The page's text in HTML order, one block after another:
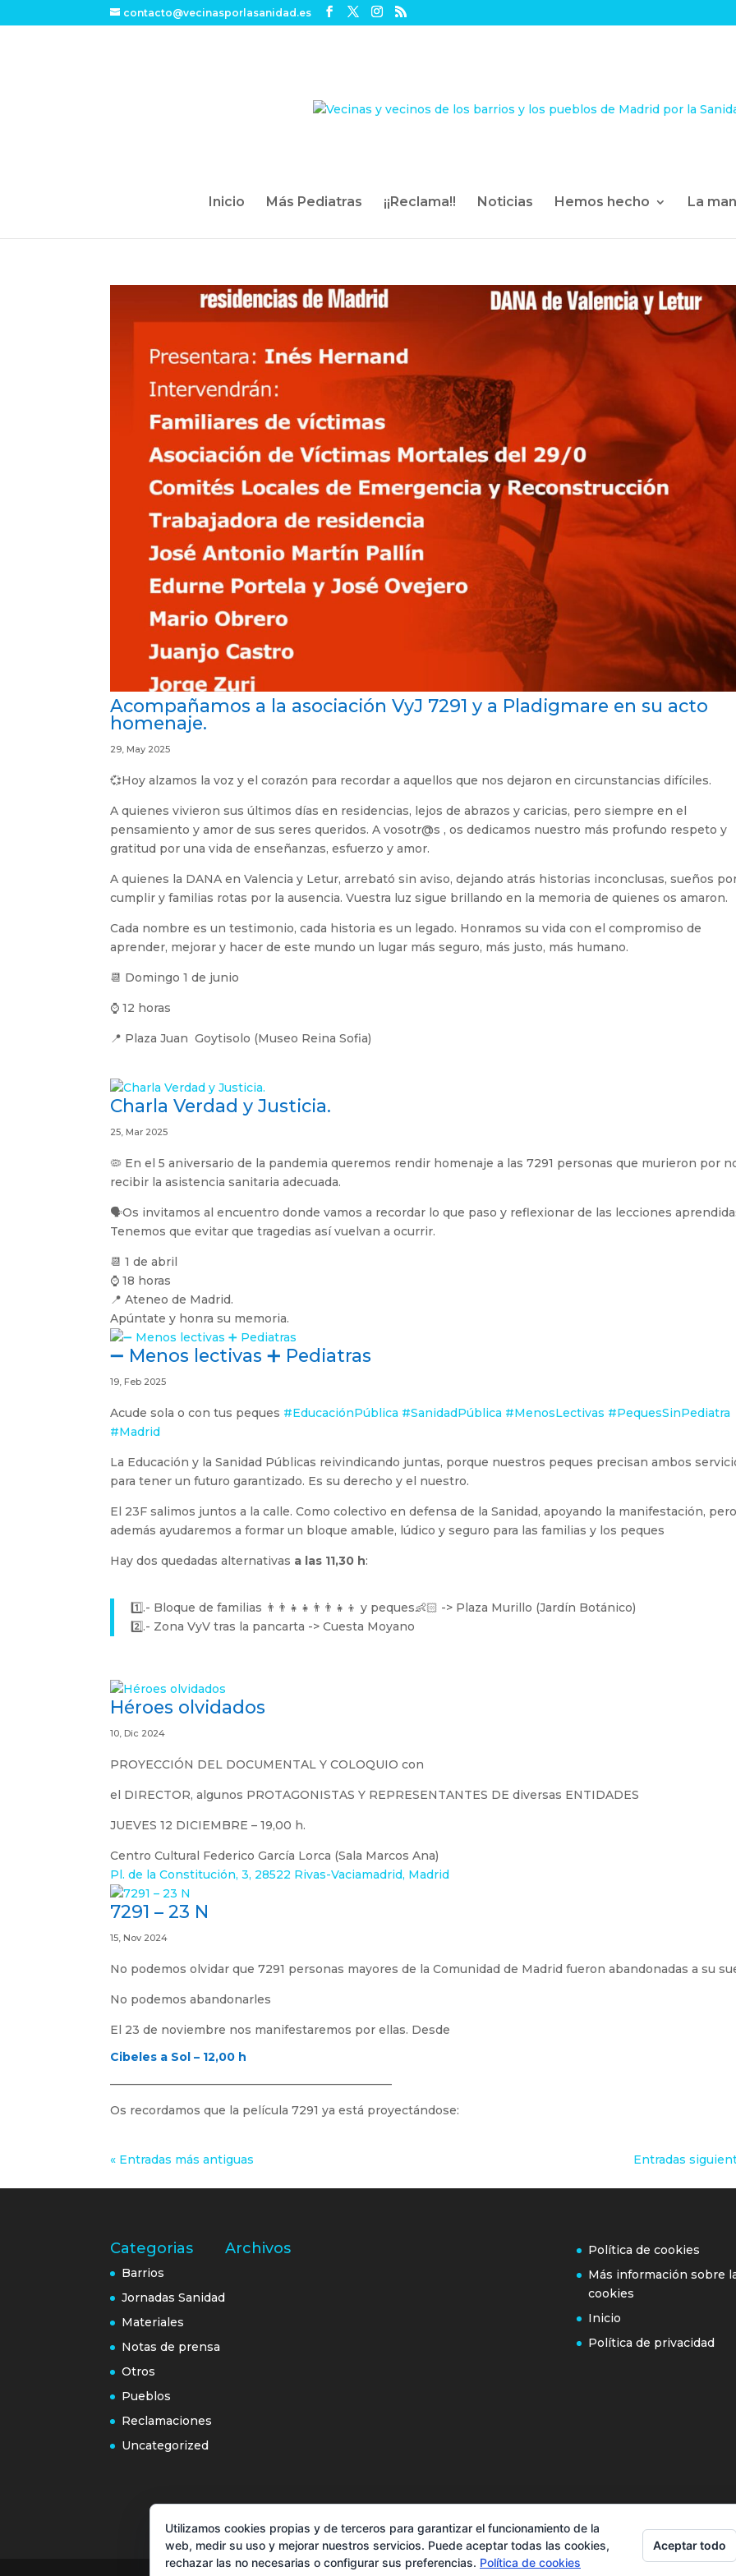
contacto@vecinasporlasanidad.es
Inicio Más Pediatras ¡¡Reclama!! Noticias Hemos hecho La
Acompañamos a la asociación VyJ 7291 y a Pladigmare en su acto
homenaje.
29, May 2025
💞Hoy alzamos la voz y el corazón para recordar a aquellos que nos dejaron en circunstancias difíciles.
A quienes vivieron sus últimos días en residencias, lejos de abrazos y caricias, pero siempre en el
pensamiento y amor de sus seres queridos. A vosotr@s , os dedicamos nuestro más profundo respeto y
gratitud por una vida de enseñanzas, esfuerzo y amor.
A quienes la DANA en Valencia y Letur, arrebató sin aviso, dejando atrás historias inconclusas, sueños
cumplir y familias rotas por la ausencia. Vuestra luz sigue brillando en la memoria de quienes os amaron.
Cada nombre es un testimonio, cada historia es un legado. Honramos su vida con el compromiso de
aprender, mejorar y hacer de este mundo un lugar más seguro, más justo, más humano.
📆 Domingo 1 de junio
⌚ 12 horas
📍 Plaza Juan Goytisolo (Museo Reina Sofia)
Charla Verdad y Justicia.
25, Mar 2025
🦠 En el 5 aniversario de la pandemia queremos rendir homenaje a las 7291 personas que murieron por
recibir la asistencia sanitaria adecuada.
🗣Os invitamos al encuentro donde vamos a recordar lo que paso y reflexionar de las lecciones
Tenemos que evitar que tragedias así vuelvan a ocurrir.
📆 1 de abril
⌚ 18 horas
📍 Ateneo de Madrid.
Apúntate y honra su memoria.
➖ Menos lectivas ➕ Pediatras
19, Feb 2025
Acude sola o con tus peques #EducaciónPública #SanidadPública #MenosLectivas #PequesSinPediatra
#Madrid
La Educación y la Sanidad Públicas reivindicando juntas, porque nuestros peques precisan ambos
para tener un futuro garantizado. Es su derecho y el nuestro.
El 23F salimos juntos a la calle. Como colectivo en defensa de la Sanidad, apoyando la manifestación,
además ayudaremos a formar un bloque amable, lúdico y seguro para las familias y los peques
Hay dos quedadas alternativas a las 11,30 h:
1️⃣.- Bloque de familias 👨‍👨‍👧‍👧👨‍👨‍👧‍👦 y peques👶🏻 -> Plaza Murillo (Jardín Botánico)
2️⃣.- Zona VyV tras la pancarta -> Cuesta Moyano
Héroes olvidados
10, Dic 2024
PROYECCIÓN DEL DOCUMENTAL Y COLOQUIO con
el DIRECTOR, algunos PROTAGONISTAS Y REPRESENTANTES DE diversas ENTIDADES
JUEVES 12 DICIEMBRE – 19,00 h.
Centro Cultural Federico García Lorca (Sala Marcos Ana)
Pl. de la Constitución, 3, 28522 Rivas-Vaciamadrid, Madrid
7291 – 23 N
15, Nov 2024
No podemos olvidar que 7291 personas mayores de la Comunidad de Madrid fueron abandonadas a su
No podemos abandonarles
El 23 de noviembre nos manifestaremos por ellas. Desde
Cibeles a Sol – 12,00 h
Os recordamos que la película 7291 ya está proyectándose:
« Entradas más antiguas Entradas
Categorias
Barrios
Jornadas Sanidad
Materiales
Notas de prensa
Otros
Pueblos
Reclamaciones
Uncategorized
Archivos
Política de cookies
Más información sobre
cookies
Inicio
Política de privacidad
Utilizamos cookies propias y de terceros para garantizar el funcionamiento de la
web, medir su uso y mejorar nuestros servicios. Puede aceptar todas las cookies,
rechazar las no necesarias o configurar sus preferencias. Política de cookies
Aceptar todo